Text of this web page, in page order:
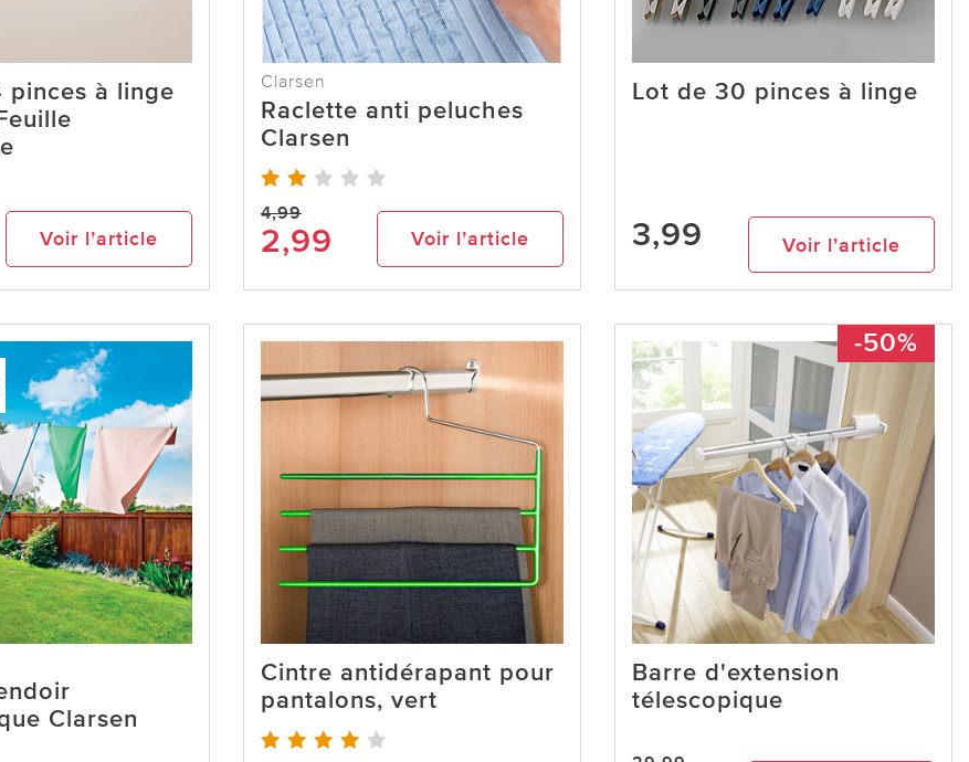
pinces à linge
Voir l’article
Clarsen
Raclette anti peluches
Clarsen
4,99
2,99 Voir l’article
Lot de 30 pinces à linge
3,99 Voir l’article
Clarsen
Cintre antidérapant pour
pantalons, vert
-50%
Barre d'extension
télescopique